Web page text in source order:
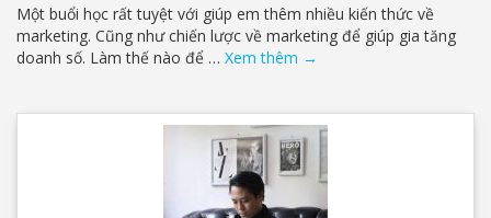
Một buổi học rất tuyệt với giúp em thêm nhiều kiến thức về
marketing. Cũng như chiến lược về marketing để giúp gia tăng
doanh số. Làm thế nào để … Xem thêm →